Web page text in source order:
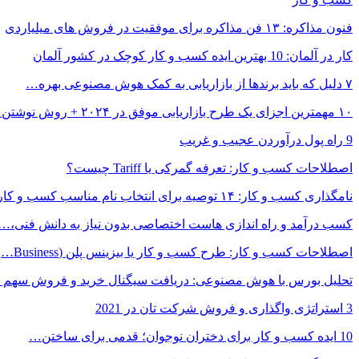
فنون مذاکره: ۱۳ فن مذاکره برای موفقیت در فروش های میلیاردی
کار در آلمان: 10 بهترین ایده کسب و کار کوچک در کشور آلمان
۷ دلیل که باید برندها از بازاریابی به کمک هوش مصنوعی بهره…
۱۰ مهمترین اجزای یک طرح بازاریابی موفق در ۲۰۲۴ + روش نوشتن…
9 راه پول درآوردن عجیب و غریب
اصطلاحات کسب و کار: تعرفه گمرکی یا Tariff چیست؟
نامگذاری کسب و کار: ۱۴ توصیه برای انتخاب نام مناسب کسب و کار…
کسب درآمد و راه اندازی هاست اختصاصی بدون نیاز به دانش
اصطلاحات کسب و کار: طرح کسب و کار یا بیزینس پلن (Business…
تحلیل بورس با هوش مصنوعی: دریافت سیگنال خرید و فروش
3 استراتژی واگذاری و فروش شرکت تان در 2021
10 ایده کسب و کار برای دختران نوجوان؛ قدمی برای ساختن…